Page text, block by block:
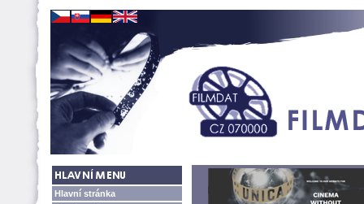
Hlavní stránka